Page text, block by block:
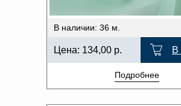
В наличии: 36 м.
Цена: 134,00 р. В
Подробнее